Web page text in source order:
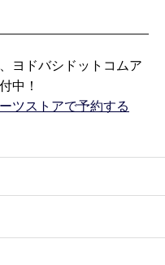
ヨドバシドットコムア
中！
ツストアで予約する